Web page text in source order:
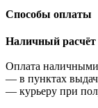
Cпособы оплаты
Наличный расчёт
Оплата
— в пунктах
— курьеру при